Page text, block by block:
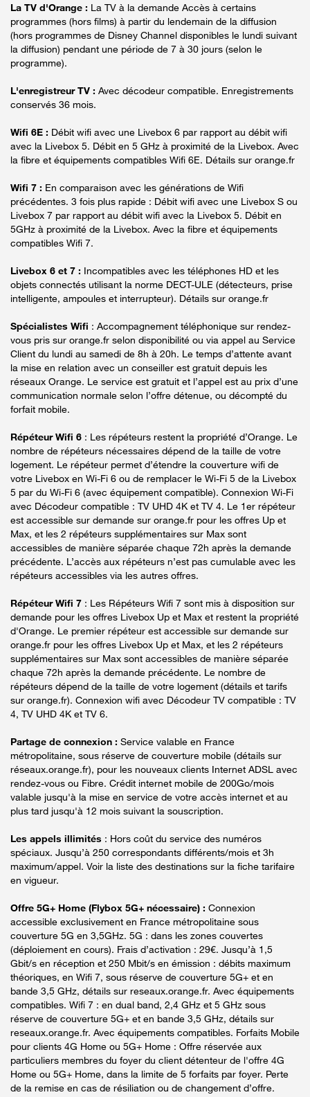
La TV d'Orange : La TV à la demande Accès à certains
programmes (hors films) à partir du lendemain de la diffusion
(hors programmes de Disney Channel disponibles le lundi suivant
la diffusion) pendant une période de 7 à 30 jours (selon le
programme).
L'enregistreur TV : Avec décodeur compatible. Enregistrements
conservés 36 mois.
Wifi 6E : Débit wifi avec une Livebox 6 par rapport au débit wifi
avec la Livebox 5. Débit en 5 GHz à proximité de la Livebox. Avec
la fibre et équipements compatibles Wifi 6E. Détails sur orange.fr
Wifi 7 : En comparaison avec les générations de Wifi
précédentes. 3 fois plus rapide : Débit wifi avec une Livebox S ou
Livebox 7 par rapport au débit wifi avec la Livebox 5. Débit en
5GHz à proximité de la Livebox. Avec la fibre et équipements
compatibles Wifi 7.
Livebox 6 et 7 : Incompatibles avec les téléphones HD et les
objets connectés utilisant la norme DECT-ULE (détecteurs, prise
intelligente, ampoules et interrupteur). Détails sur orange.fr
Spécialistes Wifi : Accompagnement téléphonique sur rendez-
vous pris sur orange.fr selon disponibilité ou via appel au Service
Client du lundi au samedi de 8h à 20h. Le temps d’attente avant
la mise en relation avec un conseiller est gratuit depuis les
réseaux Orange. Le service est gratuit et l’appel est au prix d’une
communication normale selon l’offre détenue, ou décompté du
forfait mobile.
Répéteur Wifi 6 : Les répéteurs restent la propriété d’Orange. Le
nombre de répéteurs nécessaires dépend de la taille de votre
logement. Le répéteur permet d’étendre la couverture wifi de
votre Livebox en Wi-Fi 6 ou de remplacer le Wi-Fi 5 de la Livebox
5 par du Wi-Fi 6 (avec équipement compatible). Connexion Wi-Fi
avec Décodeur compatible : TV UHD 4K et TV 4. Le 1er répéteur
est accessible sur demande sur orange.fr pour les offres Up et
Max, et les 2 répéteurs supplémentaires sur Max sont
accessibles de manière séparée chaque 72h après la demande
précédente. L’accès aux répéteurs n’est pas cumulable avec les
répéteurs accessibles via les autres offres.
Répéteur Wifi 7 : Les Répéteurs Wifi 7 sont mis à disposition sur
demande pour les offres Livebox Up et Max et restent la propriété
d'Orange. Le premier répéteur est accessible sur demande sur
orange.fr pour les offres Livebox Up et Max, et les 2 répéteurs
supplémentaires sur Max sont accessibles de manière séparée
chaque 72h après la demande précédente. Le nombre de
répéteurs dépend de la taille de votre logement (détails et tarifs
sur orange.fr). Connexion wifi avec Décodeur TV compatible : TV
4, TV UHD 4K et TV 6.
Partage de connexion : Service valable en France
métropolitaine, sous réserve de couverture mobile (détails sur
réseaux.orange.fr), pour les nouveaux clients Internet ADSL avec
rendez-vous ou Fibre. Crédit internet mobile de 200Go/mois
valable jusqu'à la mise en service de votre accès internet et au
plus tard jusqu'à 12 mois suivant la souscription.
Les appels illimités : Hors coût du service des numéros
spéciaux. Jusqu’à 250 correspondants différents/mois et 3h
maximum/appel. Voir la liste des destinations sur la fiche tarifaire
en vigueur.
Offre 5G+ Home (Flybox 5G+ nécessaire) : Connexion
accessible exclusivement en France métropolitaine sous
couverture 5G en 3,5GHz. 5G : dans les zones couvertes
(déploiement en cours). Frais d’activation : 29€. Jusqu’à 1,5
Gbit/s en réception et 250 Mbit/s en émission : débits maximum
théoriques, en Wifi 7, sous réserve de couverture 5G+ et en
bande 3,5 GHz, détails sur reseaux.orange.fr. Avec équipements
compatibles. Wifi 7 : en dual band, 2,4 GHz et 5 GHz sous
réserve de couverture 5G+ et en bande 3,5 GHz, détails sur
reseaux.orange.fr. Avec équipements compatibles. Forfaits Mobile
pour clients 4G Home ou 5G+ Home : Offre réservée aux
particuliers membres du foyer du client détenteur de l'offre 4G
Home ou 5G+ Home, dans la limite de 5 forfaits par foyer. Perte
de la remise en cas de résiliation ou de changement d’offre.